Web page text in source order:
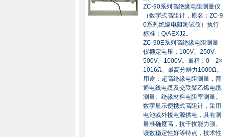
ZC-90系列高绝缘电阻测量仪
（数字式高阻计，原名：ZC-9
0系列绝缘电阻测试仪）执行
标准：Q/AEXJ2。
ZC-90E系列高绝缘电阻测量
仪额定电压：100V、250V、
500V、1000V。量程：0—2×
1016Ω、最高分辨力1000Ω。
用途：超高绝缘电阻测量，普
通电线电缆及交联聚乙烯电缆
测量、绝缘材料电阻率测量。
数字显示便携式高阻计，采用
电池或外接电源供电，具有测
量准确度高，抗干扰能力强、
读数稳定性好等特点，技术性